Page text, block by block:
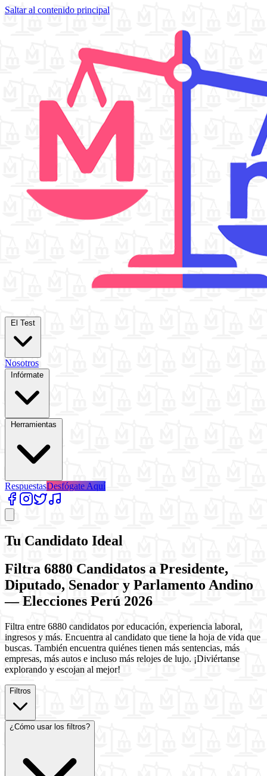
Saltar al contenido principal
Nosotros
RespuestasDesfógate Aquí
Tu Candidato Ideal
Filtra 6880 Candidatos a Presidente,
Diputado, Senador y Parlamento Andino
— Elecciones Perú 2026
Filtra entre 6880 candidatos por educación, experiencia laboral,
ingresos y más. Encuentra al candidato que tiene la hoja de vida que
buscas. También encuentra quiénes tienen más sentencias, más
empresas, más autos e incluso más relojes de lujo. ¡Diviértanse
explorando y escojan al mejor!
Filtros
¿Cómo usar los filtros?